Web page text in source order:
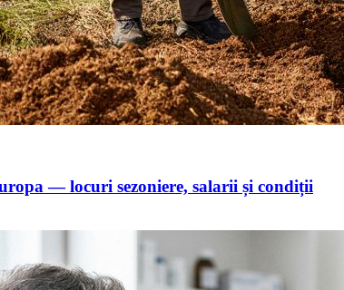
— locuri sezoniere, salarii și condiții